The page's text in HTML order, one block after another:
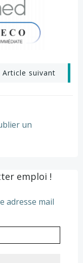
Article suivant
un
emploi !
adresse mail